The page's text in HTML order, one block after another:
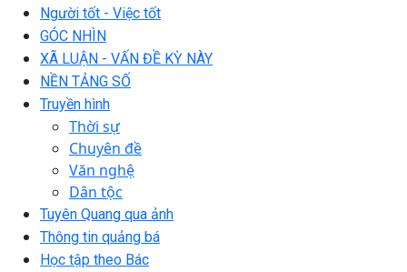
Người tốt - Việc tốt
GÓC NHÌN
XÃ LUẬN - VẤN ĐỀ KỲ NÀY
NỀN TẢNG SỐ
Truyền hình
Thời sự
Chuyên đề
Văn nghệ
Dân tộc
Tuyên Quang qua ảnh
Thông tin quảng bá
Học tập theo Bác